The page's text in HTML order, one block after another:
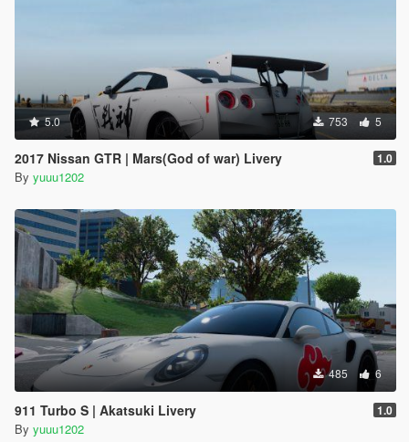
5.0 753 5
2017 Nissan GTR | Mars(God of war) Livery 1.0
By yuuu1202
485 6
911 Turbo S | Akatsuki Livery 1.0
By yuuu1202